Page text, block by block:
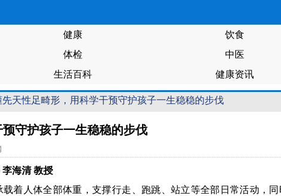
健康 饮食
体检 中医
生活百科 健康资讯
先天性足畸形，用科学干预守护孩子一生稳稳的步伐
守护孩子一生稳稳的步伐
海清 教授
着人体全部体重，支撑行走、跑跳、站立等全部日常活动，